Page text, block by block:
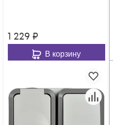
1 229 ₽
В корзину